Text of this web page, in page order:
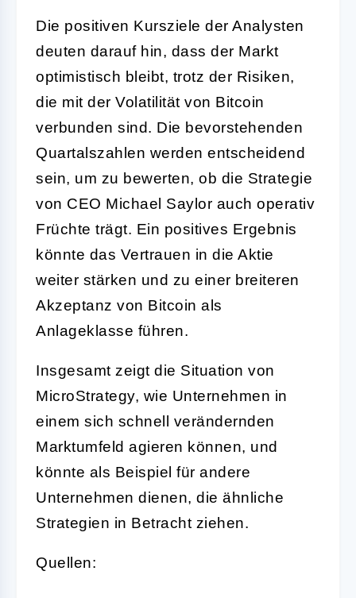
Die positiven Kursziele der Analysten
deuten darauf hin, dass der Markt
optimistisch bleibt, trotz der Risiken,
die mit der Volatilität von Bitcoin
verbunden sind. Die bevorstehenden
Quartalszahlen werden entscheidend
sein, um zu bewerten, ob die Strategie
von CEO Michael Saylor auch operativ
Früchte trägt. Ein positives Ergebnis
könnte das Vertrauen in die Aktie
weiter stärken und zu einer breiteren
Akzeptanz von Bitcoin als
Anlageklasse führen.
Insgesamt zeigt die Situation von
MicroStrategy, wie Unternehmen in
einem sich schnell verändernden
Marktumfeld agieren können, und
könnte als Beispiel für andere
Unternehmen dienen, die ähnliche
Strategien in Betracht ziehen.
Quellen: